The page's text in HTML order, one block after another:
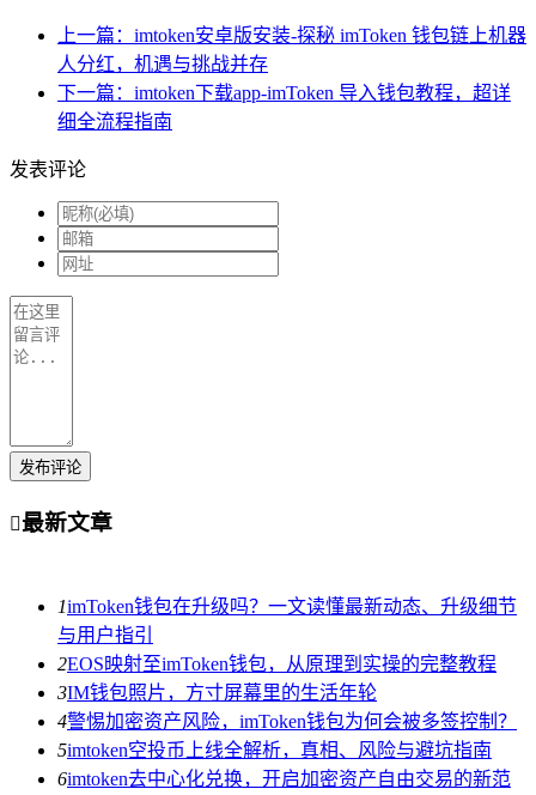
上一篇：imtoken安卓版安装-探秘 imToken 钱包链上机器
人分红，机遇与挑战并存
下一篇：imtoken下载app-imToken 导入钱包教程，超详
细全流程指南
发表评论
发布评论
最新文章
1imToken钱包在升级吗？一文读懂最新动态、升级细节
与用户指引
2EOS映射至imToken钱包，从原理到实操的完整教程
3IM钱包照片，方寸屏幕里的生活年轮
4警惕加密资产风险，imToken钱包为何会被多签控制？
5imtoken空投币上线全解析，真相、风险与避坑指南
6imtoken去中心化兑换，开启加密资产自由交易的新范